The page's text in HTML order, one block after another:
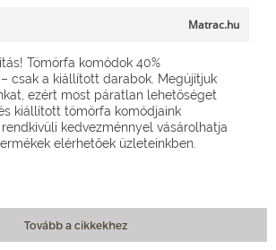
Matrac.hu
Tömörfa komódok 40%
csak a kiállított darabok. Megújítjuk
ezért most páratlan lehetőséget
kiállított tömörfa komódjaink
kedvezménnyel vásárolhatja
elérhetőek üzleteinkben.
Tovább a cikkekhez